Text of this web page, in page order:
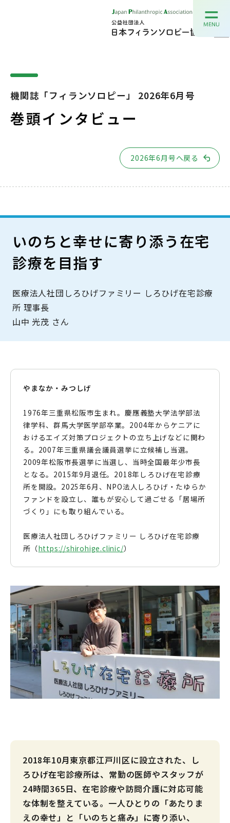
機関誌「フィランソロピー」 2026年6月号
巻頭インタビュー
2026年6月号へ戻る
いのちと幸せに寄り添う在宅
診療を目指す
医療法人社団しろひげファミリー しろひげ在宅診療
所 理事長
山中 光茂 さん
やまなか・みつしげ
1976年三重県松阪市生まれ。慶應義塾大学法学部法
律学科、群馬大学医学部卒業。2004年からケニアに
おけるエイズ対策プロジェクトの立ち上げなどに関わ
る。2007年三重県議会議員選挙に立候補し当選。
2009年松阪市長選挙に当選し、当時全国最年少市長
となる。2015年9月退任。2018年しろひげ在宅診療
所を開設。2025年6月、NPO法人しろひげ・たゆらか
ファンドを設立し、誰もが安心して過ごせる「居場所
づくり」にも取り組んでいる。
医療法人社団しろひげファミリー しろひげ在宅診療
所（https://shirohige.clinic/）
2018年10月東京都江戸川区に設立された、し
ろひげ在宅診療所は、常勤の医師やスタッフが
24時間365日、在宅診療や訪問介護に対応可能
な体制を整えている。一人ひとりの「あたりま
えの幸せ」と「いのちと痛み」に寄り添い、